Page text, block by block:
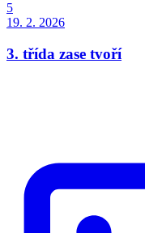
5
19. 2. 2026
3. třída zase tvoří